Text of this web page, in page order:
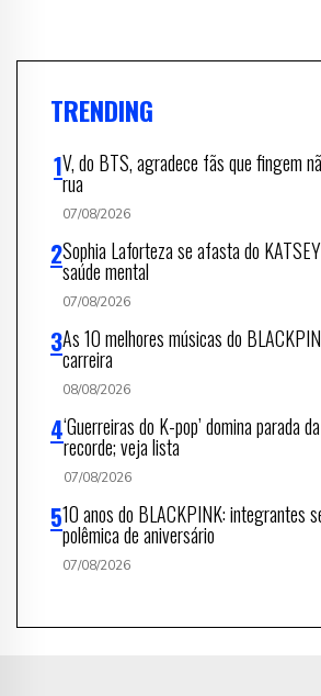
TRENDING
V, do BTS, agradece fãs que fingem
rua
07/08/2026
Sophia Laforteza se afasta do
saúde mental
07/08/2026
As 10 melhores músicas do
carreira
08/08/2026
‘Guerreiras do K-pop’ domina parada
recorde; veja lista
07/08/2026
10 anos do BLACKPINK: integrantes
polêmica de aniversário
07/08/2026